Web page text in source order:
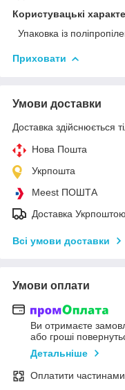
Користувацькi
Упаковка із
Приховати
Умови доставки
Доставка здійснюється
Нова Пошта
Укрпошта
Meest ПОШТА
Доставка
Всі умови доставки
Умови оплати
Ви отримаєте
або гроші
Детальніше
Оплатити частинами